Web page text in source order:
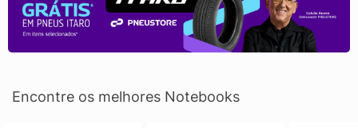
Encontre os melhores Notebooks